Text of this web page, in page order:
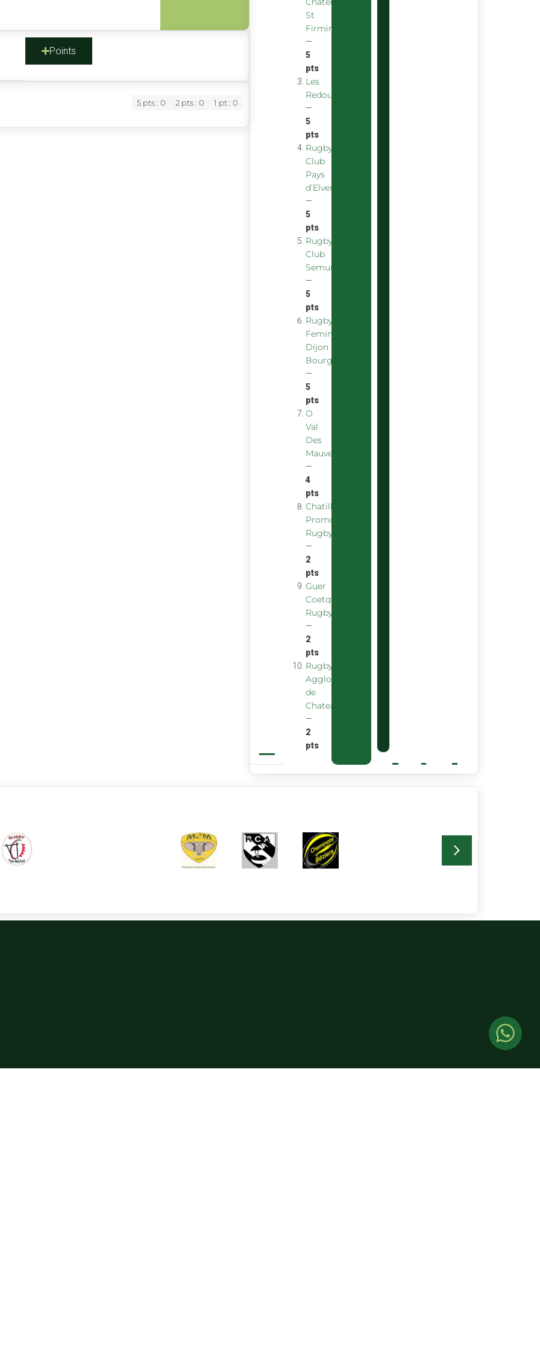
Points
5 pts : 0 2 pts : 0 1 pt : 0
St
Firmin
—
5
pts
Les
Redoubstables
—
5
pts
Rugby
Club
Pays
d’Elven
—
5
pts
Rugby
Club
Semurois
—
5
pts
Rugby
Feminin
Dijon
Bourgogne
—
5
pts
O
Val
Des
Mauves
—
4
pts
Chatillon
Promotion
Rugby
—
2
pts
Guer
Coetquidan
Rugby
—
2
pts
Rugby
Agglomeration
de
Chateaubourg
—
2
pts